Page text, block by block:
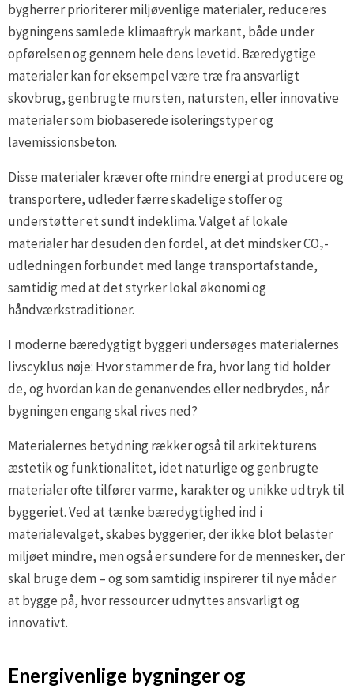
bygherrer prioriterer miljøvenlige materialer, reduceres
bygningens samlede klimaaftryk markant, både under
opførelsen og gennem hele dens levetid. Bæredygtige
materialer kan for eksempel være træ fra ansvarligt
skovbrug, genbrugte mursten, natursten, eller innovative
materialer som biobaserede isoleringstyper og
lavemissionsbeton.
Disse materialer kræver ofte mindre energi at producere og
transportere, udleder færre skadelige stoffer og
understøtter et sundt indeklima. Valget af lokale
materialer har desuden den fordel, at det mindsker CO₂-
udledningen forbundet med lange transportafstande,
samtidig med at det styrker lokal økonomi og
håndværkstraditioner.
I moderne bæredygtigt byggeri undersøges materialernes
livscyklus nøje: Hvor stammer de fra, hvor lang tid holder
de, og hvordan kan de genanvendes eller nedbrydes, når
bygningen engang skal rives ned?
Materialernes betydning rækker også til arkitekturens
æstetik og funktionalitet, idet naturlige og genbrugte
materialer ofte tilfører varme, karakter og unikke udtryk til
byggeriet. Ved at tænke bæredygtighed ind i
materialevalget, skabes byggerier, der ikke blot belaster
miljøet mindre, men også er sundere for de mennesker, der
skal bruge dem – og som samtidig inspirerer til nye måder
at bygge på, hvor ressourcer udnyttes ansvarligt og
innovativt.
Energivenlige bygninger og